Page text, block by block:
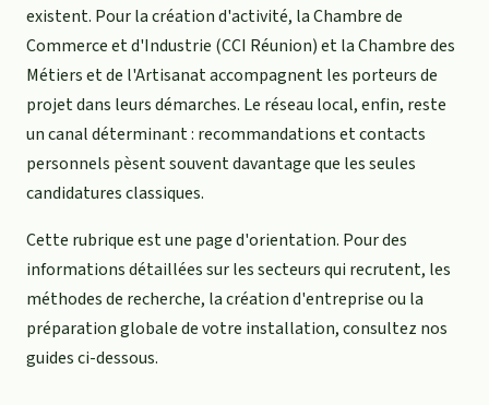
existent. Pour la création d'activité, la Chambre de
Commerce et d'Industrie (CCI Réunion) et la Chambre des
Métiers et de l'Artisanat accompagnent les porteurs de
projet dans leurs démarches. Le réseau local, enfin, reste
un canal déterminant : recommandations et contacts
personnels pèsent souvent davantage que les seules
candidatures classiques.
Cette rubrique est une page d'orientation. Pour des
informations détaillées sur les secteurs qui recrutent, les
méthodes de recherche, la création d'entreprise ou la
préparation globale de votre installation, consultez nos
guides ci-dessous.